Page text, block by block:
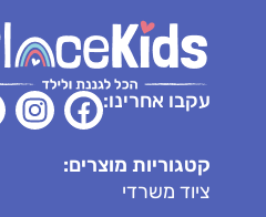
עקבו אחרינו:
קטגוריות מוצרים:
ציוד משרדי